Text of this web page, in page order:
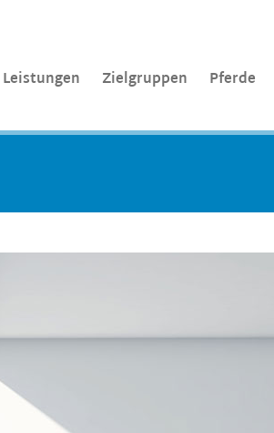
Leistungen Zielgruppen Pferde